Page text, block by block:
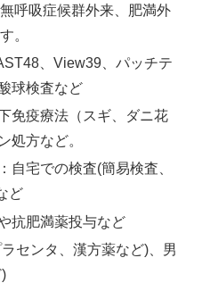
呼吸症候群外来、肥満外
。
、View39、パッチテ
球検査など
免疫療法（スギ、ダニ花
処方など。
自宅での検査(簡易検査、
ど
抗肥満薬投与など
センタ、漢方薬など)、男